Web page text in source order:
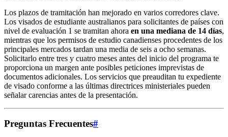
Los plazos de tramitación han mejorado en varios corredores clave.
Los visados de estudiante australianos para solicitantes de países con
nivel de evaluación 1 se tramitan ahora en una mediana de 14 días,
mientras que los permisos de estudio canadienses procedentes de los
principales mercados tardan una media de seis a ocho semanas.
Solicitarlo entre tres y cuatro meses antes del inicio del programa te
proporciona un margen ante posibles peticiones imprevistas de
documentos adicionales. Los servicios que preauditan tu expediente
de visado conforme a las últimas directrices ministeriales pueden
señalar carencias antes de la presentación.
Preguntas Frecuentes#